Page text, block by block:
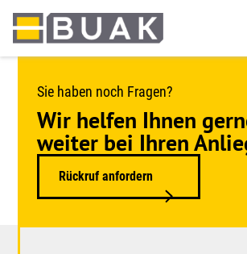
Springe
zum
Sie haben noch Fragen?
Wir helfen Ihnen
weiter bei Ihren
Rückruf anfordern